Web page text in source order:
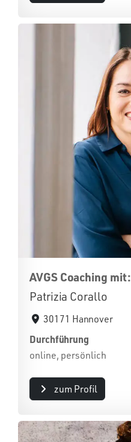
AVGS Coaching mit:
Patrizia Corallo
30171 Hannover
Durchführung
online, persönlich
zum Profil